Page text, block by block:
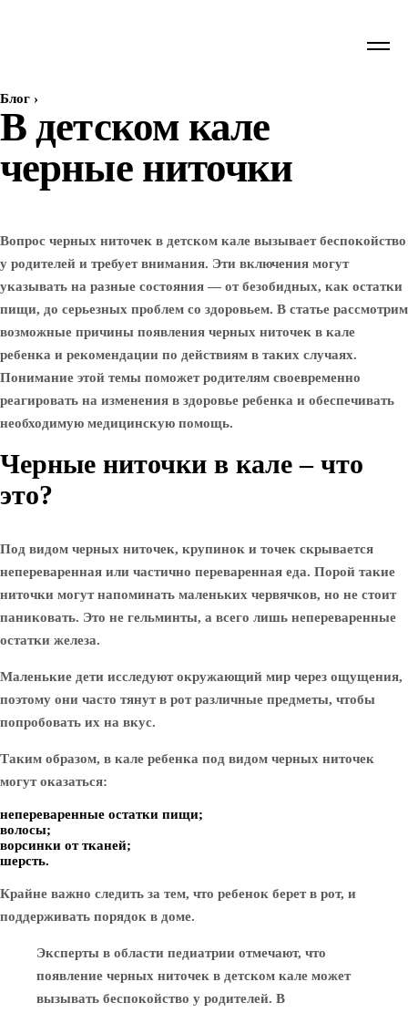
Блог ›
В детском кале
черные ниточки
Вопрос черных ниточек в детском кале вызывает беспокойство
у родителей и требует внимания. Эти включения могут
указывать на разные состояния — от безобидных, как остатки
пищи, до серьезных проблем со здоровьем. В статье рассмотрим
возможные причины появления черных ниточек в кале
ребенка и рекомендации по действиям в таких случаях.
Понимание этой темы поможет родителям своевременно
реагировать на изменения в здоровье ребенка и обеспечивать
необходимую медицинскую помощь.
Черные ниточки в кале – что
это?
Под видом черных ниточек, крупинок и точек скрывается
непереваренная или частично переваренная еда. Порой такие
ниточки могут напоминать маленьких червячков, но не стоит
паниковать. Это не гельминты, а всего лишь непереваренные
остатки железа.
Маленькие дети исследуют окружающий мир через ощущения,
поэтому они часто тянут в рот различные предметы, чтобы
попробовать их на вкус.
Таким образом, в кале ребенка под видом черных ниточек
могут оказаться:
непереваренные остатки пищи;
волосы;
ворсинки от тканей;
шерсть.
Крайне важно следить за тем, что ребенок берет в рот, и
поддерживать порядок в доме.
Эксперты в области педиатрии отмечают, что
появление черных ниточек в детском кале может
вызывать беспокойство у родителей. В